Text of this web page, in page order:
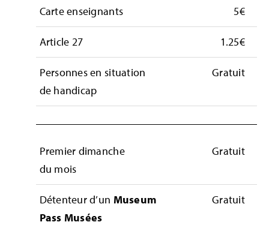
Carte enseignants 5€
Article 27 1.25€
Personnes en situation
de handicap
Gratuit
Premier dimanche
du mois
Gratuit
Détenteur d’un Museum
Pass Musées
Gratuit